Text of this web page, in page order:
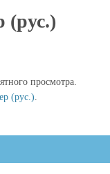
(рус.)
просмотра.
(рус.).